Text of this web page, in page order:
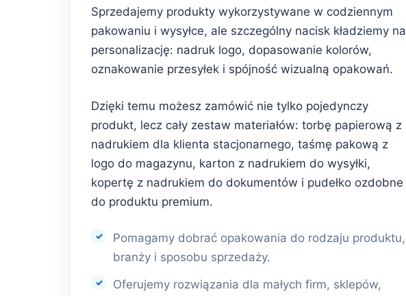
Sprzedajemy produkty wykorzystywane w codziennym
pakowaniu i wysyłce, ale szczególny nacisk kładziemy na
personalizację: nadruk logo, dopasowanie kolorów,
oznakowanie przesyłek i spójność wizualną opakowań.
Dzięki temu możesz zamówić nie tylko pojedynczy
produkt, lecz cały zestaw materiałów: torbę papierową z
nadrukiem dla klienta stacjonarnego, taśmę pakową z
logo do magazynu, karton z nadrukiem do wysyłki,
kopertę z nadrukiem do dokumentów i pudełko ozdobne
do produktu premium.
Pomagamy dobrać opakowania do rodzaju produktu,
branży i sposobu sprzedaży.
Oferujemy rozwiązania dla małych firm, sklepów,